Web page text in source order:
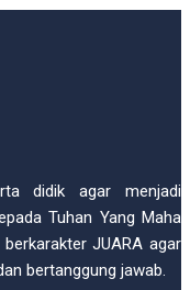
didik agar menjadi
Tuhan Yang Maha
JUARA agar
bertanggung jawab.